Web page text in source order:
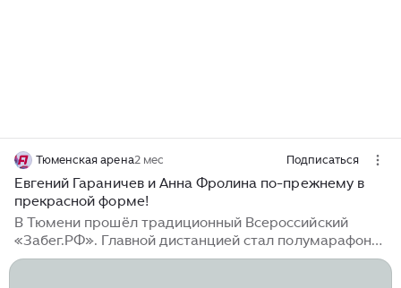
Тюменская арена2 мес Подписаться
Евгений Гараничев и Анна Фролина по-прежнему в
прекрасной форме!
В Тюмени прошёл традиционный Всероссийский
«Забег.РФ». Главной дистанцией стал полумарафон
Прекрасные результаты показали бывшие